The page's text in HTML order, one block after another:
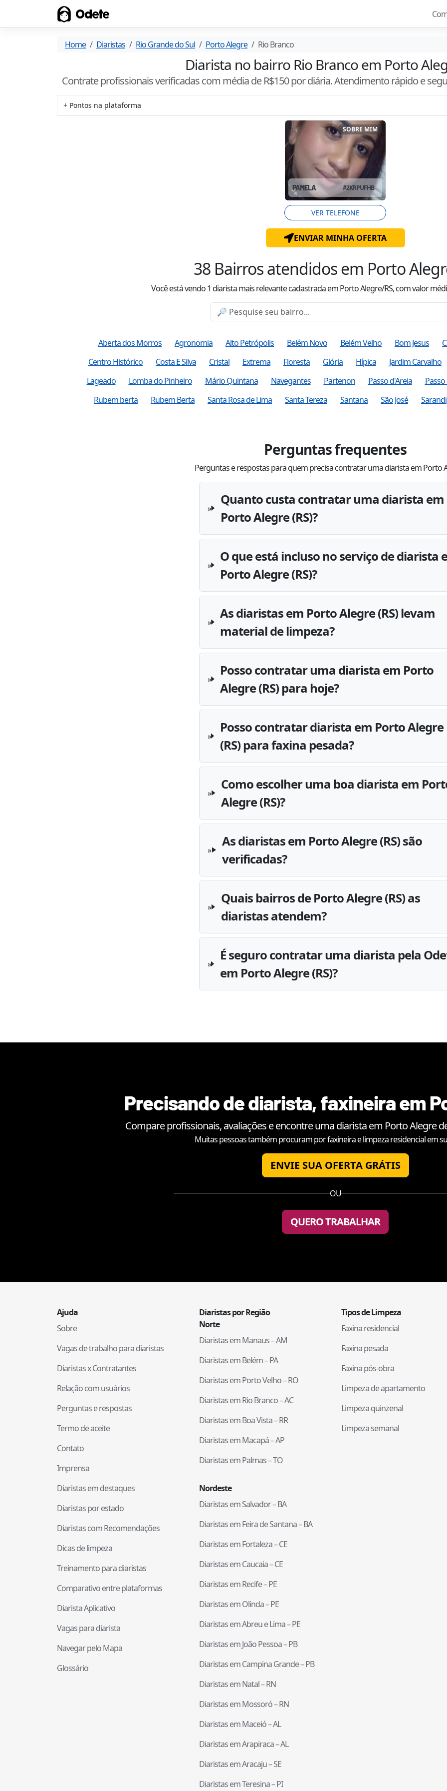
Odete
Home Diaristas Rio Grande do Sul Porto Alegre Rio Branco
Diarista no bairro Rio Branco em Porto
Contrate profissionais verificadas com média de R$150por diária. Atendimentorápido e
SOBRE MIM
PAMELA #2KRPUFHB
VER TELEFONE
ENVIAR MINHA OFERTA
38 Bairros atendidosem Porto
Você está vendo1 diarista mais relevante cadastrada em Porto Alegre/RS, com valor
Aberta dos Morros Agronomia Alto Petrópolis Belém Novo Belém Velho Bom Jesus
Centro Histórico
Costa E Silva Cristal Extrema Floresta Glória Hípica
Jardim Carvalho
Lageado
Lomba do Pinheiro Mário Quintana Navegantes Partenon Passo d'Areia
Rubem berta
Rubem Berta Santa Rosa de Lima Santa Tereza Santana São José Sarandi
Perguntas frequentes
Perguntas e respostas para quem precisa contratar uma diarista em Porto
Quanto custa contratar uma diarista em
Porto Alegre (RS)?
O que está incluso no serviço de diarista
Porto Alegre (RS)?
As diaristas em Porto Alegre (RS) levam
material de limpeza?
Posso contratar uma diarista em Porto
Alegre (RS) para hoje?
Posso contratar diarista em Porto Alegre
(RS) para faxina pesada?
Como escolher uma boa diarista em
Alegre (RS)?
As diaristas em Porto Alegre (RS) são
verificadas?
Quais bairros de Porto Alegre (RS) as
diaristas atendem?
É seguro contratar uma diarista pela
em Porto Alegre (RS)?
Precisando de diarista, faxineira em
Compare profissionais, avaliações e encontre uma diarista em Porto Alegre
Muitas pessoas também procuram por faxineira e limpeza residencial em
ENVIE SUA OFERTA GRÁTIS
OU
QUERO TRABALHAR
Ajuda
Sobre
Vagas de trabalho para diaristas
Diaristas x Contratantes
Relação com usuários
Perguntas e respostas
Termo de aceite
Contato
Imprensa
Diaristas em destaques
Diaristas por estado
Diaristas com Recomendações
Dicas de limpeza
Treinamento para diaristas
Comparativo entre plataformas
Diarista Aplicativo
Vagas para diarista
Navegar pelo Mapa
Glossário
Diaristas por Região
Norte
Diaristas emManaus–AM
Diaristas emBelém–PA
Diaristas emPorto Velho–RO
Diaristas emRio Branco–AC
Diaristas emBoa Vista–RR
Diaristas emMacapá–AP
Diaristas emPalmas–TO
Nordeste
Diaristas emSalvador–BA
Diaristas emFeira de Santana–BA
Diaristas emFortaleza–CE
Diaristas emCaucaia–CE
Diaristas emRecife–PE
Diaristas emOlinda–PE
Diaristas emAbreu e Lima–PE
Diaristas emJoão Pessoa–PB
Diaristas emCampina Grande–PB
Diaristas emNatal–RN
Diaristas emMossoró–RN
Diaristas emMaceió–AL
Diaristas emArapiraca–AL
Diaristas emAracaju–SE
Diaristas emTeresina–PI
Tipos de Limpeza
Faxina residencial
Faxina pesada
Faxina pós-obra
Limpeza de apartamento
Limpeza quinzenal
Limpeza semanal